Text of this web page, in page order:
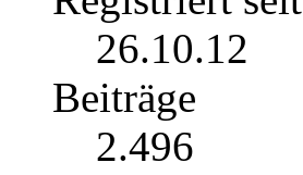
26.10.12
Beiträge
2.496